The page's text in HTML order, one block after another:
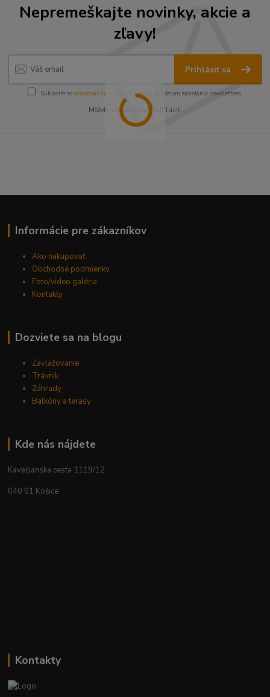
Nepremeškajte novinky, akcie a
zľavy!
Prihlásiť sa
Súhlasím sospracovaním osobných údajov za účelom zasielania newslettera.
Môžete sa kedykoľvek odhlásiť.
Informácie pre zákazníkov
Ako nakupovať
Obchodné podmienky
Foto/video galéria
Kontakty
Dozviete sa na blogu
Zavlažovanie
Trávnik
Záhrady
Balkóny a terasy
Kde nás nájdete
Kavečianska cesta 1119/12
040 01 Košice
Kontakty